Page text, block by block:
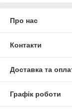
Про нас
Контакти
Доставка та
Графік роботи